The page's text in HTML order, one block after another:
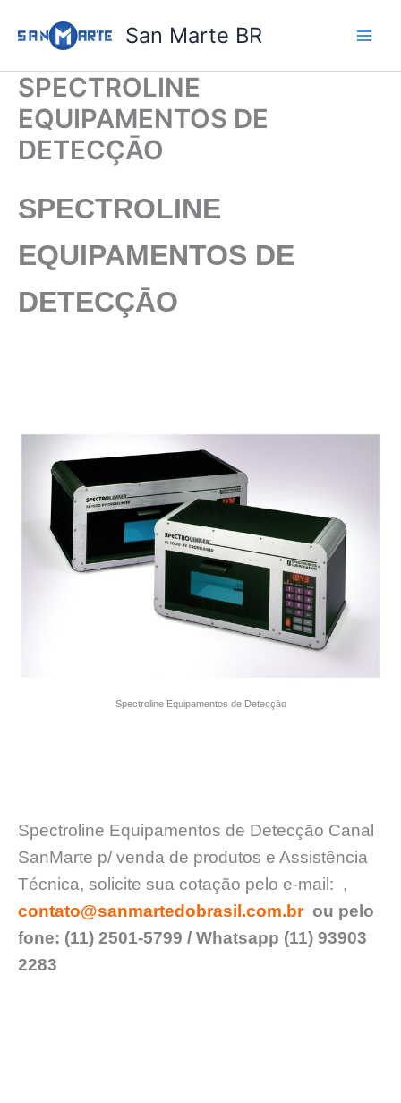
para
conteúdo
San Marte BR
SPECTROLINE
EQUIPAMENTOS DE
DETECÇĀO
SPECTROLINE
EQUIPAMENTOS DE
DETECÇĀO
Spectroline Equipamentos de Detecçāo
Spectroline Equipamentos de Detecçāo Canal
SanMarte p/ venda de produtos e Assistência
Técnica, solicite sua cotação pelo e-mail: ,
contato@sanmartedobrasil.com.br ou pelo
fone: (11) 2501-5799 / Whatsapp (11) 93903
2283